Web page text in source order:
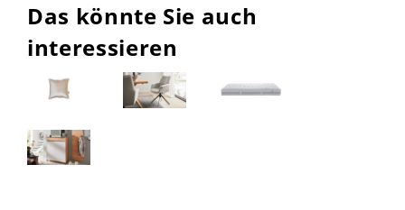
Das könnte Sie auch
interessieren